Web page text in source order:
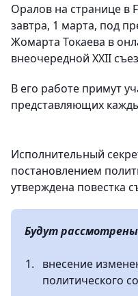
Оралов на странице в
завтра, 1 марта, под
Жомарта Токаева в
внеочередной XXII
В его работе примут
представляющих
Исполнительный
постановлением
утверждена повестка
Будут
внесение
политического